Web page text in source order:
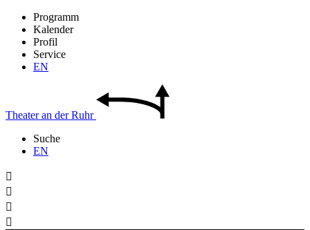
Programm
Kalender
Profil
Service
EN
Theateran derRuhr
Suche
EN



